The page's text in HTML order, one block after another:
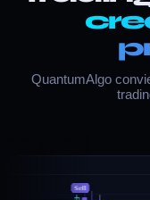
QuantumAlgo